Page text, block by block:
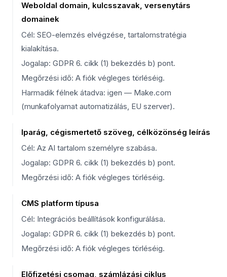
Weboldal domain, kulcsszavak, versenytárs
domainek
Cél: SEO-elemzés elvégzése, tartalomstratégia
kialakítása.
Jogalap: GDPR 6. cikk (1) bekezdés b) pont.
Megőrzési idő: A fiók végleges törléséig.
Harmadik félnek átadva: igen — Make.com
(munkafolyamat automatizálás, EU szerver).
Iparág, cégismertető szöveg, célközönség leírás
Cél: Az AI tartalom személyre szabása.
Jogalap: GDPR 6. cikk (1) bekezdés b) pont.
Megőrzési idő: A fiók végleges törléséig.
CMS platform típusa
Cél: Integrációs beállítások konfigurálása.
Jogalap: GDPR 6. cikk (1) bekezdés b) pont.
Megőrzési idő: A fiók végleges törléséig.
Előfizetési csomag, számlázási ciklus